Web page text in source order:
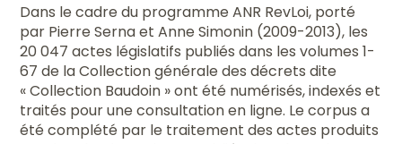
Dans le cadre du programme ANR RevLoi, porté
par Pierre Serna et Anne Simonin (2009-2013), les
20 047 actes législatifs publiés dans les volumes 1-
67 de la Collection générale des décrets dite
« Collection Baudoin » ont été numérisés, indexés et
traités pour une consultation en ligne. Le corpus a
été complété par le traitement des actes produits